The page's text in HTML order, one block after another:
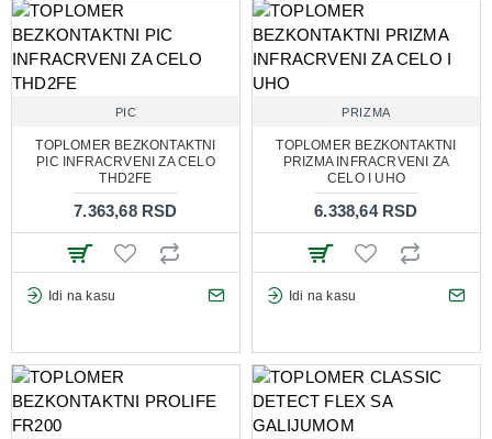
PIC
TOPLOMER BEZKONTAKTNI
PIC INFRACRVENI ZA CELO
THD2FE
7.363,68 RSD
Idi na kasu
PRIZMA
TOPLOMER BEZKONTAKTNI
PRIZMA INFRACRVENI ZA
CELO I UHO
6.338,64 RSD
Idi na kasu